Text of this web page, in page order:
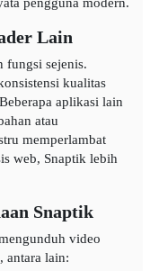
Lain
fungsi sejenis.
kualitas
aplikasi lain
atau
memperlambat
web, Snaptik lebih
Snaptik
video
antara lain: